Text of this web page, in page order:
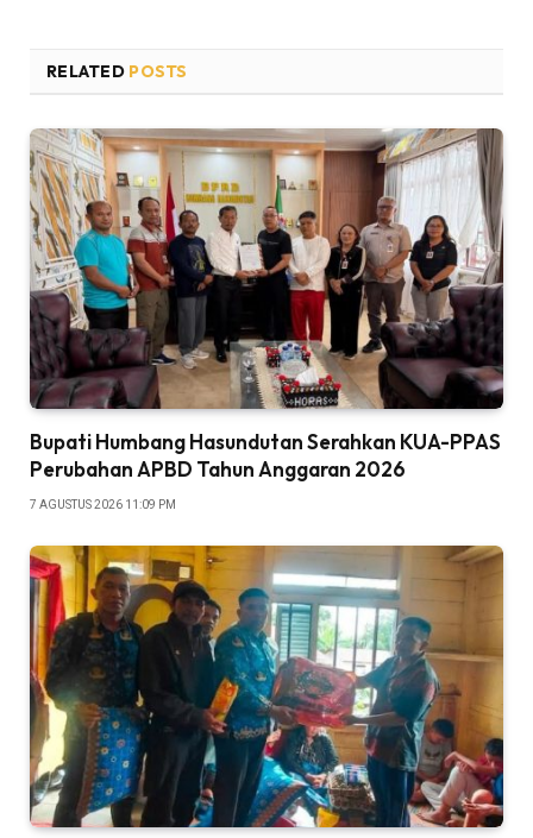
RELATED POSTS
Bupati Humbang Hasundutan Serahkan KUA-PPAS
Perubahan APBD Tahun Anggaran 2026
7 AGUSTUS 2026 11:09 PM